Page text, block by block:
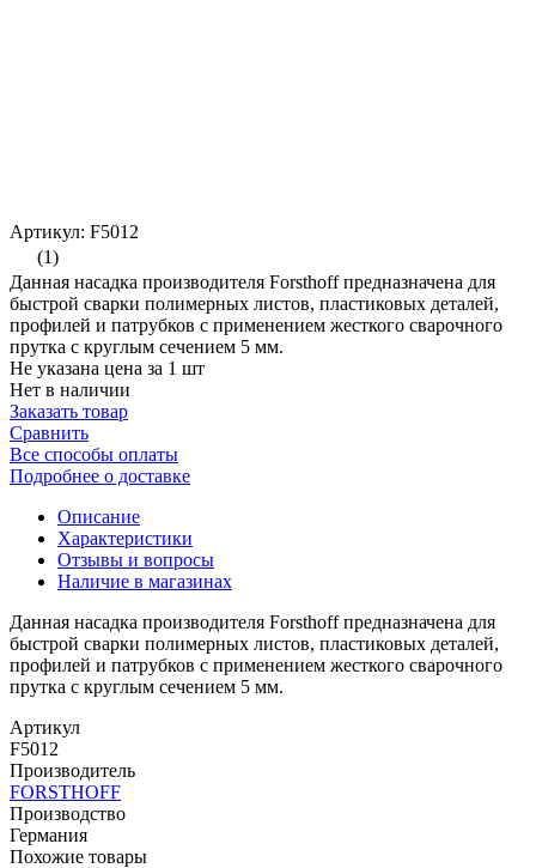
Артикул: F5012
(1)
Данная насадка производителя Forsthoff предназначена для
быстрой сварки полимерных листов, пластиковых деталей,
профилей и патрубков с применением жесткого сварочного
прутка с круглым сечением 5 мм.
Не указана цена за 1 шт
Нет в наличии
Заказать товар
Сравнить
Все способы оплаты
Подробнее о доставке
Описание
Характеристики
Отзывы и вопросы
Наличие в магазинах
Данная насадка производителя Forsthoff предназначена для
быстрой сварки полимерных листов, пластиковых деталей,
профилей и патрубков с применением жесткого сварочного
прутка с круглым сечением 5 мм.
Артикул
F5012
Производитель
FORSTHOFF
Производство
Германия
Похожие товары